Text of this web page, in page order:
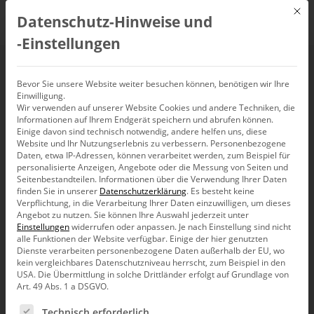
Online: OLAP –
Modellierung mit
Microsoft SQL Server
und Analysis Services
13. Mai 2020, 9:00 – 14. Mai 2020, 17:00 Uhr, Online-Schulung
Mit
Datenschutz-Hinweise und
‑Einstellungen
Bevor Sie unsere Website weiter besuchen können, benötigen wir Ihre
Einwilligung.
Wir verwenden auf unserer Website Cookies und andere Techniken, die
Informationen auf Ihrem Endgerät speichern und abrufen können.
Einige davon sind technisch notwendig, andere helfen uns, diese
Website und Ihr Nutzungserlebnis zu verbessern. Personenbezogene
Daten, etwa IP-Adressen, können verarbeitet werden, zum Beispiel für
personalisierte Anzeigen, Angebote oder die Messung von Seiten und
Seitenbestandteilen. Informationen über die Verwendung Ihrer Daten
finden Sie in unserer Datenschutzerklärung. Es besteht keine
Verpflichtung, in die Verarbeitung Ihrer Daten einzuwilligen, um dieses
Angebot zu nutzen.Sie können Ihre Auswahl jederzeit unter
Einstellungenwiderrufen oder anpassen. Je nach Einstellung sind nicht
alle Funktionen der Website verfügbar. Einige der hier genutzten
Dienste verarbeiten personenbezogene Daten außerhalb der EU, wo
kein vergleichbares Datenschutzniveau herrscht, zum Beispiel in den
USA. Die Übermittlung in solche Drittländer erfolgt auf Grundlage von
Art. 49 Abs. 1 a DSGVO.
Es folgt eine Liste der Service-Gruppen, für die eine